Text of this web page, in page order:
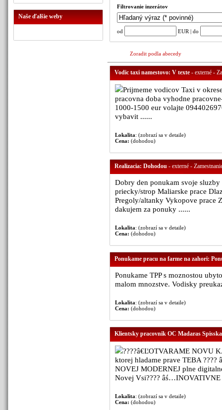
Naše ďalšie weby
Filtrovanie inzerátov
od EUR | do
Zoradit podla abecedy
Vodic taxi namestovo: V texte- externé -
Prijmeme vodicov Taxi v
pracovna doba vyhodne
1000-1500 eur volajte
vybavit ......
Lokalita: (zobrazí sa v detaile)
Cena: (dohodou)
Realizacia: Dohodou- externé -
Dobry den ponukam svoje
priecky/strop Maliarske prace
Pregoly/altanky Vykopove prace
dakujem za ponuky ......
Lokalita: (zobrazí sa v detaile)
Cena: (dohodou)
Ponukame pracu na farme na zahori:
Ponukame TPP s moznostou
malom mnozstve. Vodisky
Lokalita: (zobrazí sa v detaile)
Cena: (dohodou)
Klientsky pracovnik OC Madaras Spisska
????â€ĽOTVARAME NOVU
ktorej hladame prave TEBA
NOVEJ MODERNEJ plne
Novej Vsi???? âś…INOVATIVNE
Lokalita: (zobrazí sa v detaile)
Cena: (dohodou)